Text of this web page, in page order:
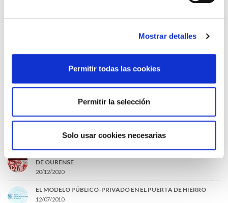
Mostrar detalles
Permitir todas las cookies
Permitir la selección
Solo usar cookies necesarias
SOSTENIBILIDAD Y SISTEMA SANITARIO: UN COMPROMISO
ACLARACIONES PARA LA CUMPLIMENTACIÓN DEL NUEVO
27/10/2020
DE OURENSE
20/12/2020
EL MODELO PÚBLICO-PRIVADO EN EL PUERTA DE HIERRO
12/07/2010